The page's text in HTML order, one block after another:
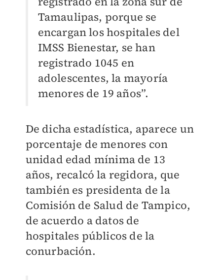
Tamaulipas, porque se
encargan los hospitales del
IMSS Bienestar, se han
registrado 1045 en
adolescentes, la mayoría
menores de 19 años”.
De dicha estadística, aparece un
porcentaje de menores con
unidad edad mínima de 13
años, recalcó la regidora, que
también es presidenta de la
Comisión de Salud de Tampico,
de acuerdo a datos de
hospitales públicos de la
conurbación.